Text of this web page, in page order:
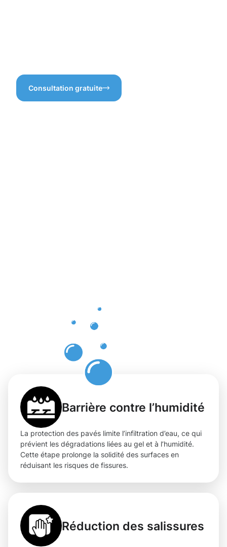
Consultation gratuite
Barrière contre l’humidité
La protection des pavés limite l’infiltration d’eau, ce qui
prévient les dégradations liées au gel et à l’humidité.
Cette étape prolonge la solidité des surfaces en
réduisant les risques de fissures.
Réduction des salissures